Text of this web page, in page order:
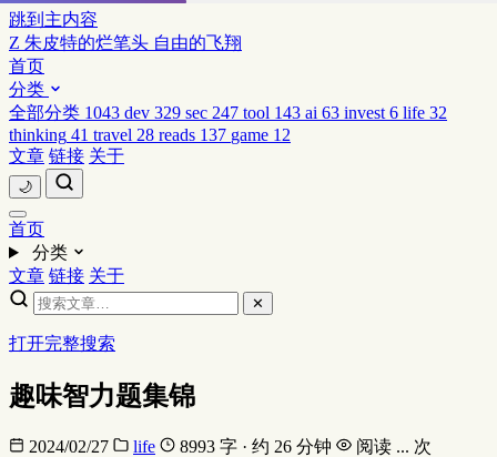
跳到主内容
Z 朱皮特的烂笔头 自由的飞翔
首页
分类
全部分类 1043 dev 329 sec 247 tool 143 ai 63 invest 6 life 32
thinking 41 travel 28 reads 137 game 12
文章 链接 关于
🌙
首页
分类
文章 链接 关于
✕
打开完整搜索
趣味智力题集锦
2024/02/27 life 8993 字 · 约 26 分钟 阅读 ... 次